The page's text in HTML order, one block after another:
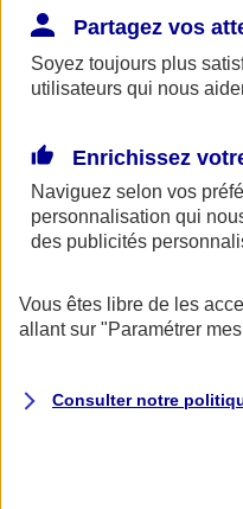
Nos solution
Partagez vos
Soyez toujours plus
utilisateurs qui nous
Enrichissez
Naviguez selon vos
personnalisation qui
des publicités
Vous êtes libre de les
allant sur "Paramétrer mes
Consulter notre